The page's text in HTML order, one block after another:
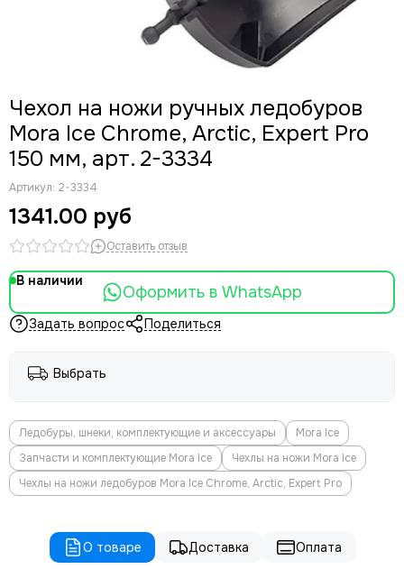
Чехол на ножи ручных ледобуров
Mora Ice Chrome, Arctic, Expert Pro
150 мм, арт. 2-3334
Артикул: 2-3334
1341.00 руб
Оставить отзыв
В наличии
Оформить в WhatsApp
Задать вопрос Поделиться
Выбрать
Ледобуры, шнеки, комплектующие и аксессуары
Mora Ice
Запчасти и комплектующие Mora Ice
Чехлы на ножи Mora Ice
Чехлы на ножи ледобуров Mora Ice Chrome, Arctic, Expert Pro
О товаре Доставка Оплата